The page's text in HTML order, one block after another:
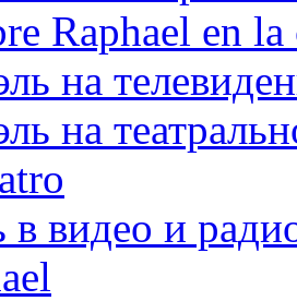
Raphael en
на
на
в видео и